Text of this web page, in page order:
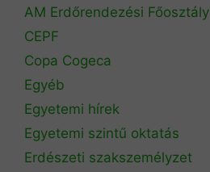
AM Erdőrendezési Főosztály
CEPF
Copa Cogeca
Egyéb
Egyetemi hírek
Egyetemi szintű oktatás
Erdészeti szakszemélyzet